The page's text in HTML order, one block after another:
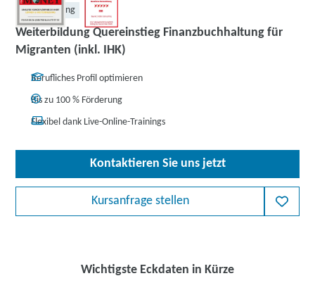
Weiterbildung
Weiterbildung Quereinstieg Finanzbuchhaltung für
Migranten (inkl. IHK)
Berufliches Profil optimieren
Bis zu 100 % Förderung
Flexibel dank Live-Online-Trainings
Kontaktieren Sie uns jetzt
Kursanfrage stellen
Wichtigste Eckdaten in Kürze